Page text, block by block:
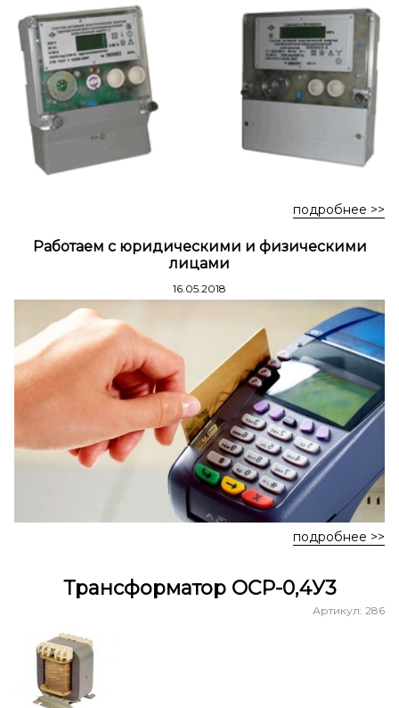
Стремянки стальные
Стремянки двухсторонние стальные
подробнее >>
Работаем с юридическими и физическими
лицами
16.05.2018
подробнее >>
Трансформатор ОСР-0,4У3
Артикул: 286